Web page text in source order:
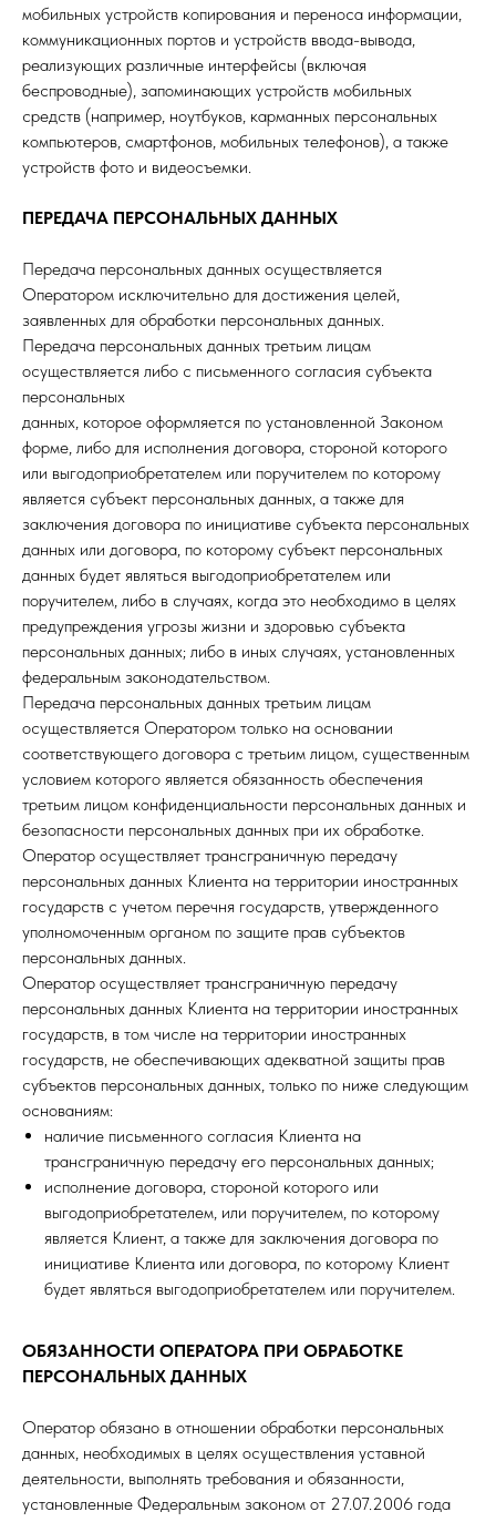
мобильных устройств копирования и переноса информации,
коммуникационных портов и устройств ввода-вывода,
реализующих различные интерфейсы (включая
беспроводные), запоминающих устройств мобильных
средств (например, ноутбуков, карманных персональных
компьютеров, смартфонов, мобильных телефонов), а также
устройств фото и видеосъемки.
ПЕРЕДАЧА ПЕРСОНАЛЬНЫХ ДАННЫХ
Передача персональных данных осуществляется
Оператором исключительно для достижения целей,
заявленных для обработки персональных данных.
Передача персональных данных третьим лицам
осуществляется либо с письменного согласия субъекта
персональных
данных, которое оформляется по установленной Законом
форме, либо для исполнения договора, стороной которого
или выгодоприобретателем или поручителем по которому
является субъект персональных данных, а также для
заключения договора по инициативе субъекта персональных
данных или договора, по которому субъект персональных
данных будет являться выгодоприобретателем или
поручителем, либо в случаях, когда это необходимо в целях
предупреждения угрозы жизни и здоровью субъекта
персональных данных; либо в иных случаях, установленных
федеральным законодательством.
Передача персональных данных третьим лицам
осуществляется Оператором только на основании
соответствующего договора с третьим лицом, существенным
условием которого является обязанность обеспечения
третьим лицом конфиденциальности персональных данных и
безопасности персональных данных при их обработке.
Оператор осуществляет трансграничную передачу
персональных данных Клиента на территории иностранных
государств с учетом перечня государств, утвержденного
уполномоченным органом по защите прав субъектов
персональных данных.
Оператор осуществляет трансграничную передачу
персональных данных Клиента на территории иностранных
государств, в том числе на территории иностранных
государств, не обеспечивающих адекватной защиты прав
субъектов персональных данных, только по ниже следующим
основаниям:
наличие письменного согласия Клиента на
трансграничную передачу его персональных данных;
исполнение договора, стороной которого или
выгодоприобретателем, или поручителем, по которому
является Клиент, а также для заключения договора по
инициативе Клиента или договора, по которому Клиент
будет являться выгодоприобретателем или поручителем.
ОБЯЗАННОСТИ ОПЕРАТОРА ПРИ ОБРАБОТКЕ
ПЕРСОНАЛЬНЫХ ДАННЫХ
Оператор обязано в отношении обработки персональных
данных, необходимых в целях осуществления уставной
деятельности, выполнять требования и обязанности,
установленные Федеральным законом от 27.07.2006 года